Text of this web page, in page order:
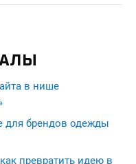
в нише
для брендов одежды
превратить идею в